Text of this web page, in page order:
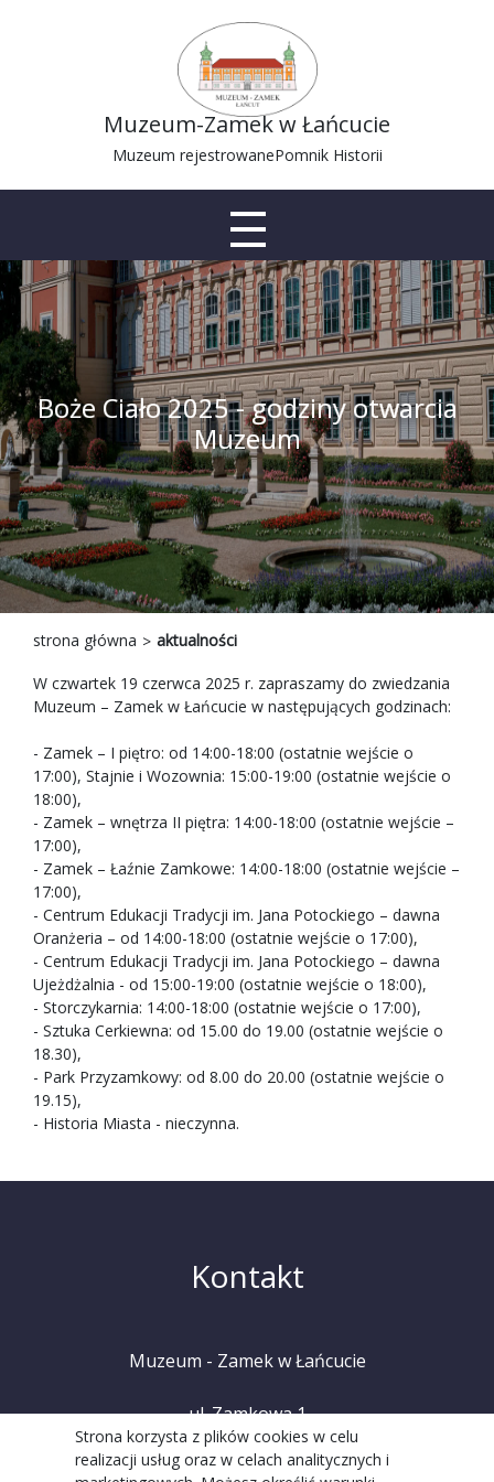
Muzeum-Zamek w Łańcucie
Muzeum rejestrowanePomnik Historii
Boże Ciało 2025 - godziny otwarcia
Muzeum
strona główna aktualności
W czwartek 19 czerwca 2025 r. zapraszamy do zwiedzania
Muzeum – Zamek w Łańcucie w następujących godzinach:
- Zamek – I piętro: od 14:00-18:00 (ostatnie wejście o
17:00), Stajnie i Wozownia: 15:00-19:00 (ostatnie wejście o
18:00),
- Zamek – wnętrza II piętra: 14:00-18:00 (ostatnie wejście –
17:00),
- Zamek – Łaźnie Zamkowe: 14:00-18:00 (ostatnie wejście –
17:00),
- Centrum Edukacji Tradycji im. Jana Potockiego – dawna
Oranżeria – od 14:00-18:00 (ostatnie wejście o 17:00),
- Centrum Edukacji Tradycji im. Jana Potockiego – dawna
Ujeżdżalnia - od 15:00-19:00 (ostatnie wejście o 18:00),
- Storczykarnia: 14:00-18:00 (ostatnie wejście o 17:00),
- Sztuka Cerkiewna: od 15.00 do 19.00 (ostatnie wejście o
18.30),
- Park Przyzamkowy: od 8.00 do 20.00 (ostatnie wejście o
19.15),
- Historia Miasta - nieczynna.
Strona korzysta z plików cookies w celu
realizacji usług oraz w celach analitycznych i
Kontakt
Muzeum - Zamek w Łańcucie
ul. Zamkowa 1
37-100 Łańcut